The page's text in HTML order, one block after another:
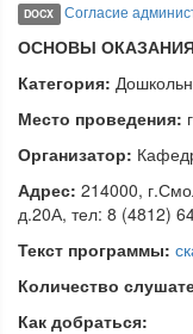
DOCX Согласие
ОСНОВЫ
Категория:
Место проведения:
Организатор:
Адрес: 214000,
д.20А, тел: 8 (4812)
Текст программы:
Количество
Как добраться: